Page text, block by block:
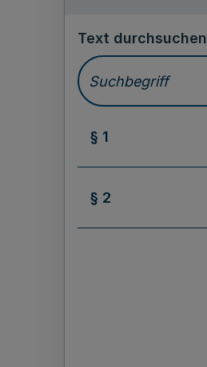
Text durchsuchen
§ 1
§ 2